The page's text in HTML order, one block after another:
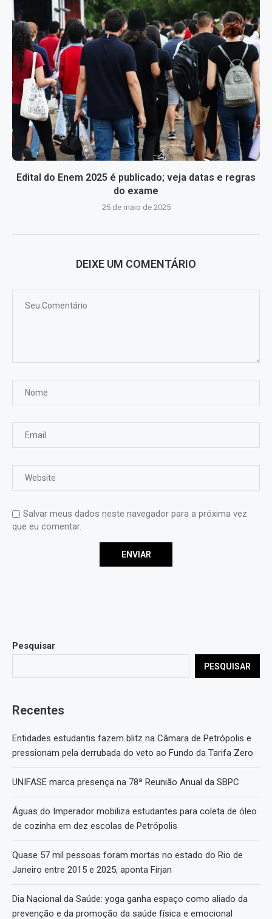
Edital do Enem 2025 é publicado; veja datas e regras
do exame
25 de maio de 2025
DEIXE UM COMENTÁRIO
Salvar meus dados neste navegador para a próxima vez
que eu comentar.
Pesquisar
PESQUISAR
Recentes
Entidades estudantis fazem blitz na Câmara de Petrópolis e
pressionam pela derrubada do veto ao Fundo da Tarifa Zero
UNIFASE marca presença na 78ª Reunião Anual da SBPC
Águas do Imperador mobiliza estudantes para coleta de óleo
de cozinha em dez escolas de Petrópolis
Quase 57 mil pessoas foram mortas no estado do Rio de
Janeiro entre 2015 e 2025, aponta Firjan
Dia Nacional da Saúde: yoga ganha espaço como aliado da
prevenção e da promoção da saúde física e emocional